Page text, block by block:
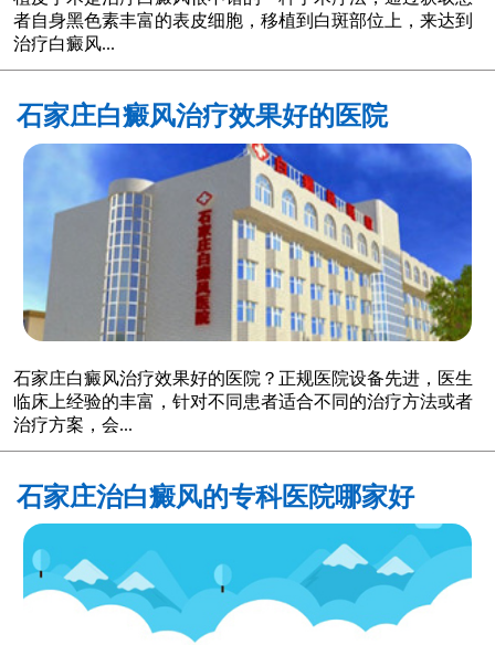
者自身黑色素丰富的表皮细胞，移植到白斑部位上，来达到
治疗白癜风...
石家庄白癜风治疗效果好的医院
石家庄白癜风治疗效果好的医院？正规医院设备先进，医生
临床上经验的丰富，针对不同患者适合不同的治疗方法或者
治疗方案，会...
石家庄治白癜风的专科医院哪家好